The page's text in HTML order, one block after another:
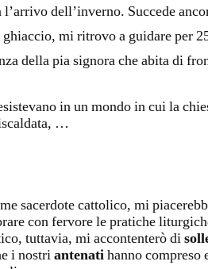
dell’inverno. Succede
ghiaccio, mi ritrovo a guidare per
della pia signora che abita di
in un mondo in cui la
…
sacerdote cattolico, mi
con fervore le pratiche
tuttavia, mi accontenterò di
i nostriantenatihanno